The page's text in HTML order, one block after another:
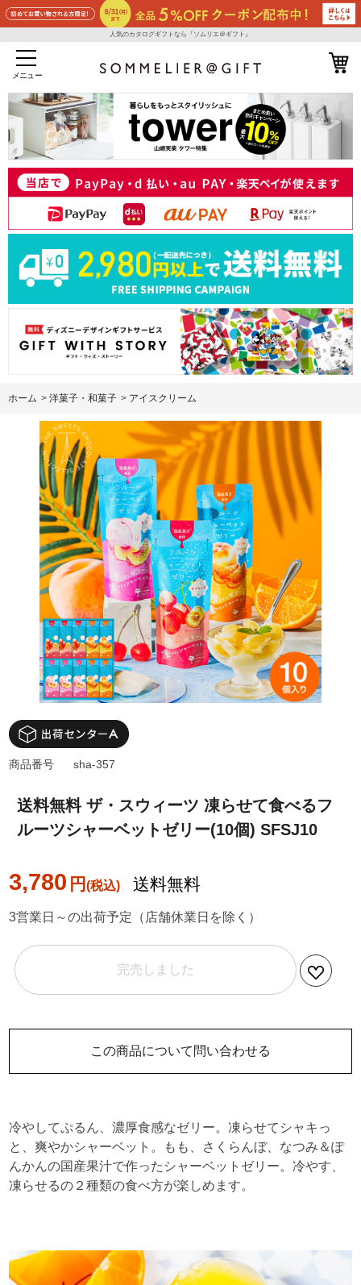
人気のカタログギフトなら『ソムリエ＠ギフト』
メニュー
ホーム > 洋菓子・和菓子 > アイスクリーム
送料無料 ザ・スウィーツ 凍らせて食べるフ
ルーツシャーベットゼリー(10個) SFSJ10
3,780 円 送料無料
商品番号 sha-357
3営業日～の出荷予定（店舗休業日を除く）
完売しました
この商品について問い合わせる
冷やしてぷるん、濃厚食感なゼリー。凍らせてシャキっ
と、爽やかシャーベット。もも、さくらんぼ、なつみ＆ぽ
んかんの国産果汁で作ったシャーベットゼリー。冷やす、
凍らせるの２種類の食べ方が楽しめます。